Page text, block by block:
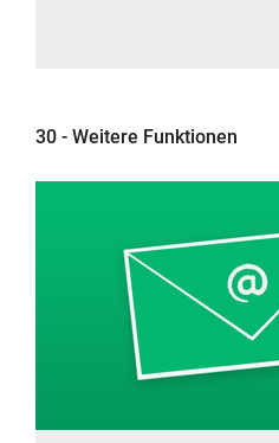
30 - Weitere Funktionen